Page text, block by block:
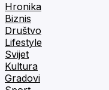
Hronika
Biznis
Društvo
Lifestyle
Svijet
Kultura
Gradovi